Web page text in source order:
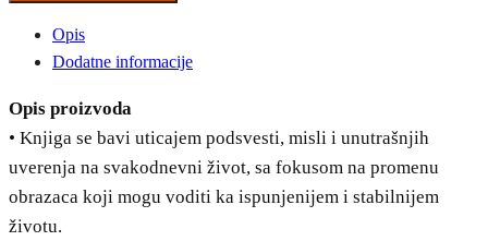
Opis
Dodatne informacije
Opis proizvoda
• Knjiga se bavi uticajem podsvesti, misli i unutrašnjih
uverenja na svakodnevni život, sa fokusom na promenu
obrazaca koji mogu voditi ka ispunjenijem i stabilnijem
životu.